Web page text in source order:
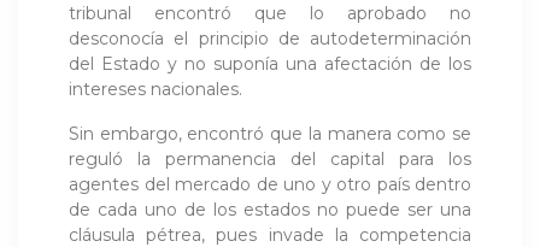
tribunal encontró que lo aprobado no
desconocía el principio de autodeterminación
del Estado y no suponía una afectación de los
intereses nacionales.
Sin embargo, encontró que la manera como se
reguló la permanencia del capital para los
agentes del mercado de uno y otro país dentro
de cada uno de los estados no puede ser una
cláusula pétrea, pues invade la competencia